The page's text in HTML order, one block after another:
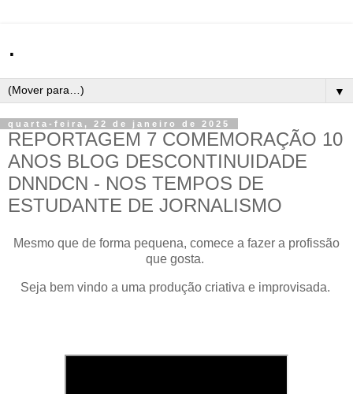
.
▼
quarta-feira, 22 de janeiro de 2025
REPORTAGEM 7 COMEMORAÇÃO 10
ANOS BLOG DESCONTINUIDADE
DNNDCN - NOS TEMPOS DE
ESTUDANTE DE JORNALISMO
Mesmo que de forma pequena, comece a fazer a profissão
que gosta.
Seja bem vindo a uma produção criativa e improvisada.